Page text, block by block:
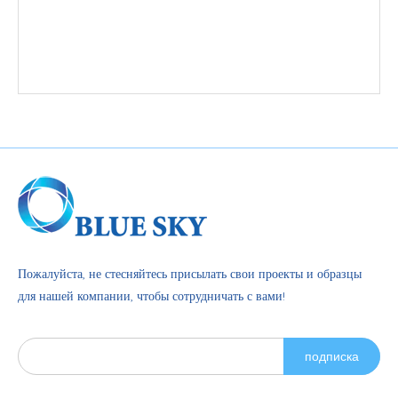
Пожалуйста, не стесняйтесь присылать свои проекты и образцы
для нашей компании, чтобы сотрудничать с вами!
подписка